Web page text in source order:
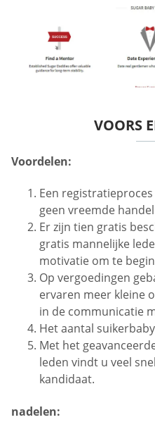
VOORS
Voordelen:
Een
geen vreemde
Er zijn tien gratis
gratis mannelijke
motivatie om te
Op vergoedingen
ervaren meer kleine
in de communicatie
Het aantal
Met het
leden vindt u veel
kandidaat.
nadelen: